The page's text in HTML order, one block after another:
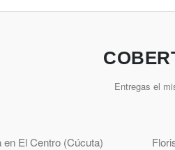
Entregas el
en El Centro (Cúcuta)